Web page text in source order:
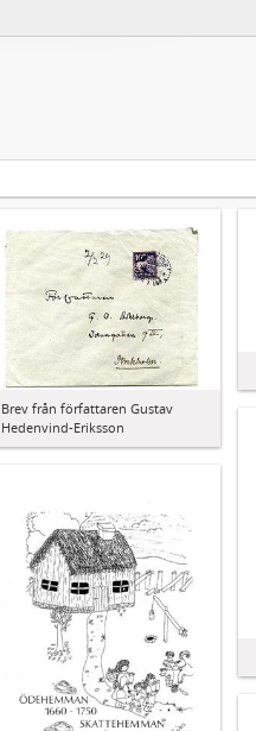
Brev från författaren Gustav
Hedenvind-Eriksson